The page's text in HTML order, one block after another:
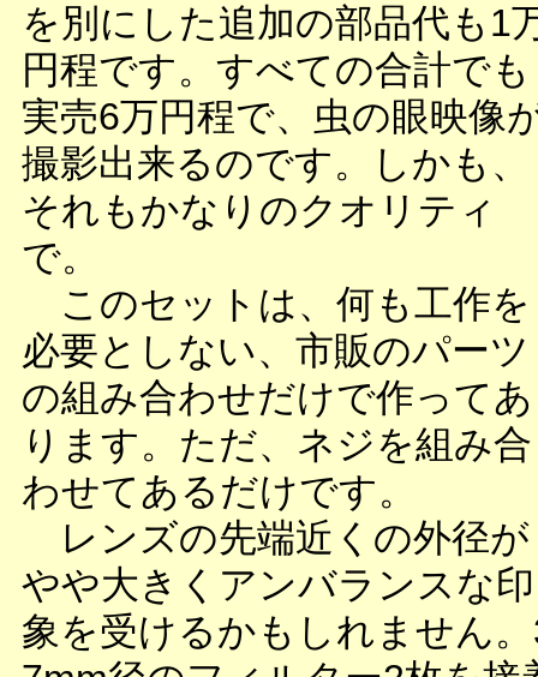
を別にした追加の部品代も1
円程です。すべての合計でも
実売6万円程で、虫の眼映像
撮影出来るのです。しかも、
それもかなりのクオリティ
で。
このセットは、何も工作を
必要としない、市販のパーツ
の組み合わせだけで作ってあ
ります。ただ、ネジを組み合
わせてあるだけです。
レンズの先端近くの外径が
やや大きくアンバランスな印
象を受けるかもしれません